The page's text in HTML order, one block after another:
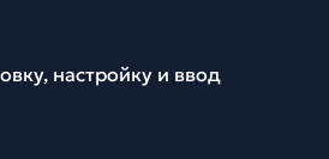
настройку и ввод